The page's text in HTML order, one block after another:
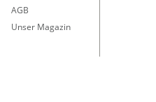
AGB
Unser Magazin